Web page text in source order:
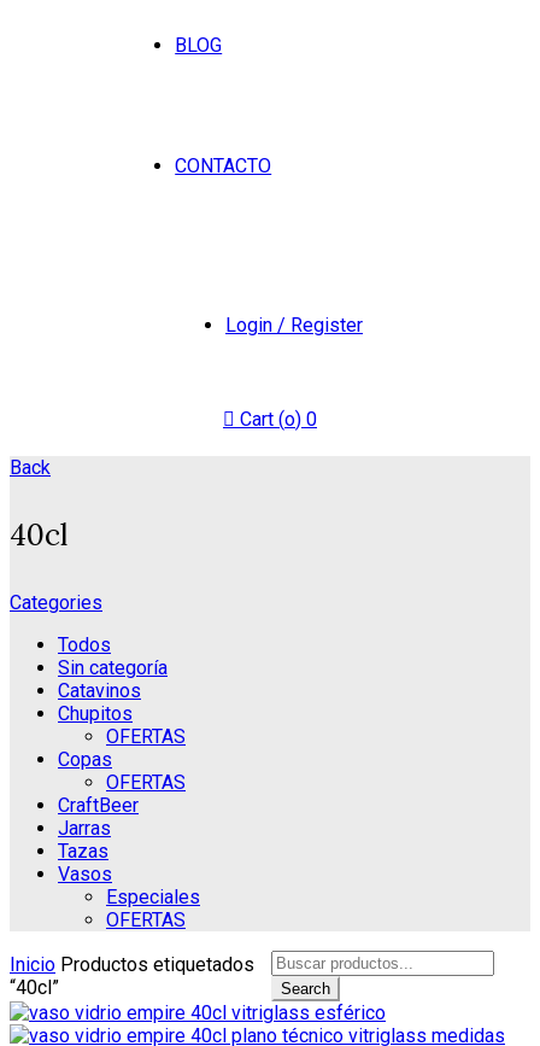
BLOG
CONTACTO
Login / Register
Cart (o) 0
Back
40cl
Categories
Todos
Sin categoría
Catavinos
Chupitos
OFERTAS
Copas
OFERTAS
CraftBeer
Jarras
Tazas
Vasos
Especiales
OFERTAS
Inicio Productos etiquetados
“40cl”
Search
for:
Search